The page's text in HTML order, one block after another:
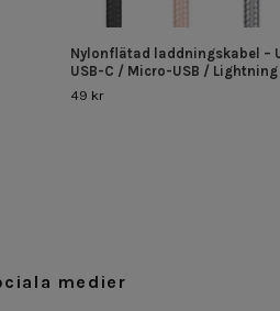
Nylonflätad laddningskabel –
USB-C / Micro-USB / Lightning
49 kr
medier